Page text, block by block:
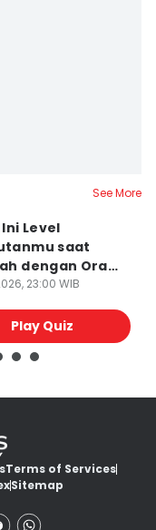
See More
Ini Level
saat
dengan Orang
23:00 WIB
Play Quiz
Terms of Services
Sitemap